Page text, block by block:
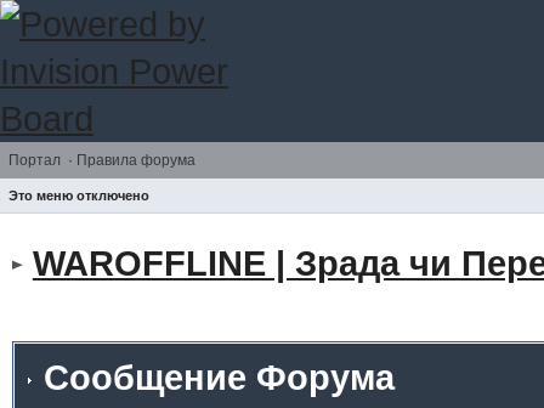
Портал · Правила форума
Это меню отключено
WAROFFLINE | Зрада чи
Сообщение Форума